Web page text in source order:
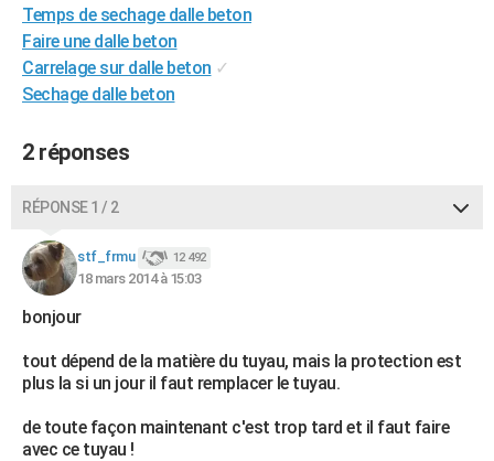
COPAINS D'AVANT
AVIS DE DÉCÈS
FORUM
Bricolage
Lifestyle
Culture
Sport
Auto
Television
Voyage
Cinema
Temps de sechage dalle beton
Faire une dalle beton
Carrelage sur dalle beton ✓
Sechage dalle beton
2 réponses
RÉPONSE 1 / 2
stf_frmu 12 492
18 mars 2014 à 15:03
bonjour
tout dépend de la matière du tuyau, mais la protection est
plus la si un jour il faut remplacer le tuyau.
de toute façon maintenant c'est trop tard et il faut faire
avec ce tuyau !